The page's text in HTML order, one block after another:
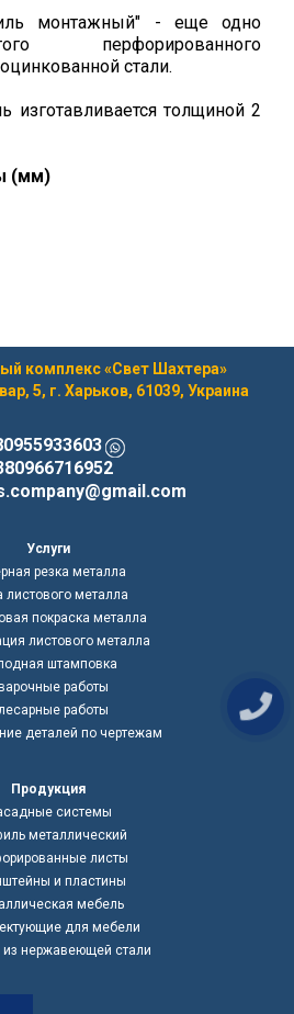
монтажный" - еще одно
перфорированного
стали.
изготавливается толщиной 2
(мм)
комплекс «Свет Шахтера»
5, г. Харьков, 61039, Украина
Услуги
резка металла
листового металла
покраска металла
листового металла
штамповка
работы
работы
деталей по чертежам
Продукция
системы
металлический
листы
и пластины
мебель
для мебели
нержавеющей стали